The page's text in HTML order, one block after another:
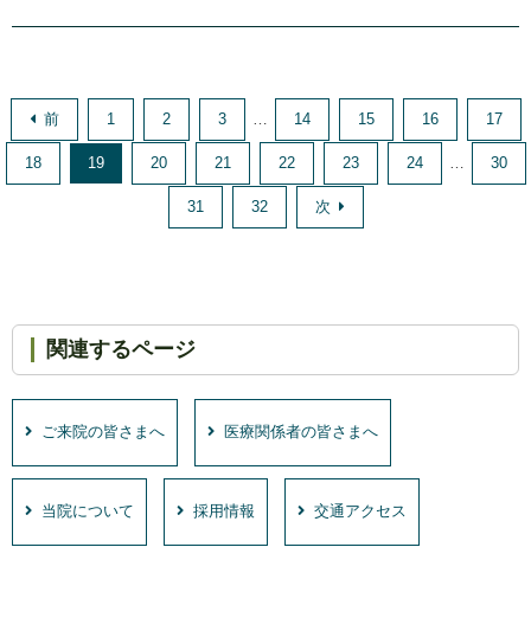
前 1 2 3 … 14 15 16 17
18 19 20 21 22 23 24 … 30
31 32 次
関連するページ
ご来院の皆さまへ 医療関係者の皆さまへ
当院について 採用情報 交通アクセス